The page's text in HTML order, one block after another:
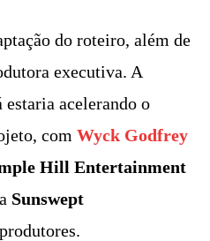
do roteiro, além de
executiva. A
estaria acelerando o
com Wyck Godfrey
Hill Entertainment
Sunswept